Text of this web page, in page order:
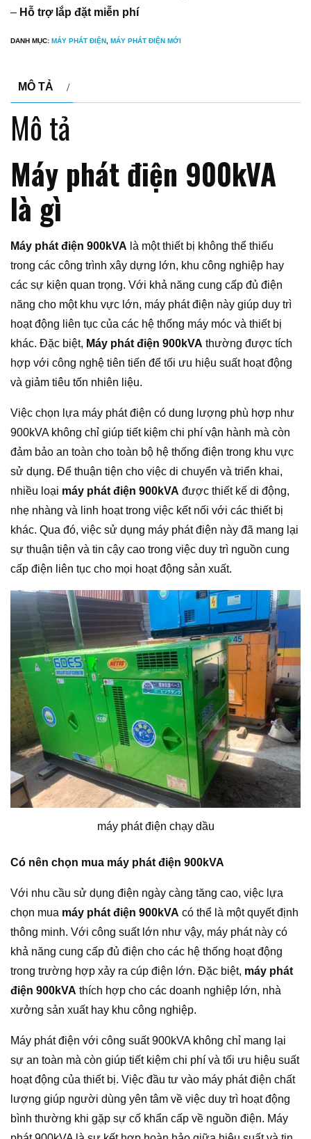
– Hỗ trợ lắp đặt miễn phí
DANH MỤC: MÁY PHÁT ĐIỆN, MÁY PHÁT ĐIỆN MỚI
MÔ TẢ
Mô tả
Máy phát điện 900kVA
là gì
Máy phát điện 900kVA là một thiết bị không thể thiếu
trong các công trình xây dựng lớn, khu công nghiệp hay
các sự kiện quan trọng. Với khả năng cung cấp đủ điện
năng cho một khu vực lớn, máy phát điện này giúp duy trì
hoạt động liên tục của các hệ thống máy móc và thiết bị
khác. Đặc biệt, Máy phát điện 900kVA thường được tích
hợp với công nghệ tiên tiến để tối ưu hiệu suất hoạt động
và giảm tiêu tốn nhiên liệu.
Việc chọn lựa máy phát điện có dung lượng phù hợp như
900kVA không chỉ giúp tiết kiệm chi phí vận hành mà còn
đảm bảo an toàn cho toàn bộ hệ thống điện trong khu vực
sử dụng. Để thuận tiện cho việc di chuyển và triển khai,
nhiều loại máy phát điện 900kVA được thiết kế di động,
nhẹ nhàng và linh hoạt trong việc kết nối với các thiết bị
khác. Qua đó, việc sử dụng máy phát điện này đã mang lại
sự thuận tiện và tin cậy cao trong việc duy trì nguồn cung
cấp điện liên tục cho mọi hoạt động sản xuất.
máy phát điện chạy dầu
Có nên chọn mua máy phát điện 900kVA
Với nhu cầu sử dụng điện ngày càng tăng cao, việc lựa
chọn mua máy phát điện 900kVA có thể là một quyết định
thông minh. Với công suất lớn như vậy, máy phát này có
khả năng cung cấp đủ điện cho các hệ thống hoạt động
trong trường hợp xảy ra cúp điện lớn. Đặc biệt, máy phát
điện 900kVA thích hợp cho các doanh nghiệp lớn, nhà
xưởng sản xuất hay khu công nghiệp.
Máy phát điện với công suất 900kVA không chỉ mang lại
sự an toàn mà còn giúp tiết kiệm chi phí và tối ưu hiệu suất
hoạt động của thiết bị. Việc đầu tư vào máy phát điện chất
lượng giúp người dùng yên tâm về việc duy trì hoạt động
bình thường khi gặp sự cố khẩn cấp về nguồn điện. Máy